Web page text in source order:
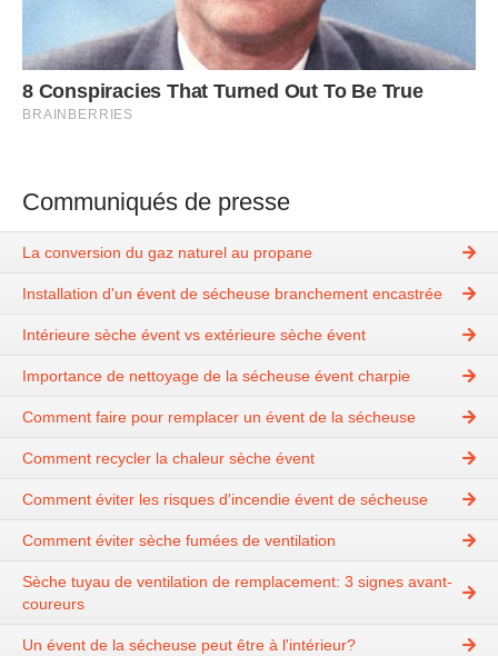
Communiqués de presse
La conversion du gaz naturel au propane
Installation d'un évent de sécheuse branchement encastrée
Intérieure sèche évent vs extérieure sèche évent
Importance de nettoyage de la sécheuse évent charpie
Comment faire pour remplacer un évent de la sécheuse
Comment recycler la chaleur sèche évent
Comment éviter les risques d'incendie évent de sécheuse
Comment éviter sèche fumées de ventilation
Sèche tuyau de ventilation de remplacement: 3 signes avant-
coureurs
Un évent de la sécheuse peut être à l'intérieur?